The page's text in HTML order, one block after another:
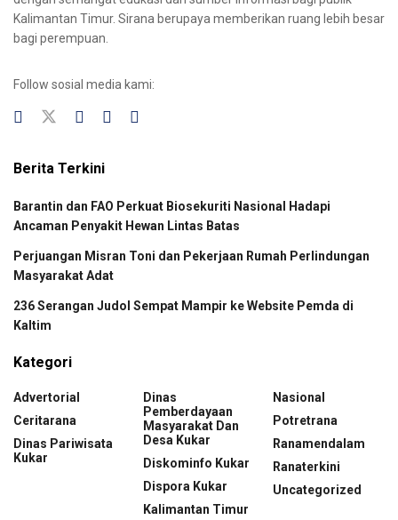
Kalimantan Timur. Sirana berupaya memberikan ruang lebih besar
bagi perempuan.
Follow sosial media kami:
Berita Terkini
Barantin dan FAO Perkuat Biosekuriti Nasional Hadapi
Ancaman Penyakit Hewan Lintas Batas
Perjuangan Misran Toni dan Pekerjaan Rumah Perlindungan
Masyarakat Adat
236 Serangan Judol Sempat Mampir ke Website Pemda di
Kaltim
Kategori
Advertorial
Ceritarana
Dinas Pariwisata
Kukar
Dinas
Pemberdayaan
Masyarakat Dan
Desa Kukar
Diskominfo Kukar
Dispora Kukar
Kalimantan Timur
Nasional
Potretrana
Ranamendalam
Ranaterkini
Uncategorized